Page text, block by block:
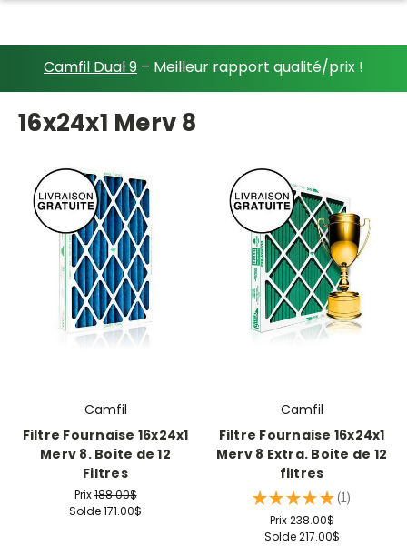
Camfil Dual 9 – Meilleur rapport qualité/prix !
16x24x1 Merv 8
Camfil
Filtre Fournaise 16x24x1
Merv 8. Boite de 12
Filtres
Prix188.00$
Solde171.00$
Camfil
Filtre Fournaise 16x24x1
Merv 8 Extra. Boite de 12
filtres
★ ★ ★ ★ ★ 1
1
Prix238.00$
Solde217.00$